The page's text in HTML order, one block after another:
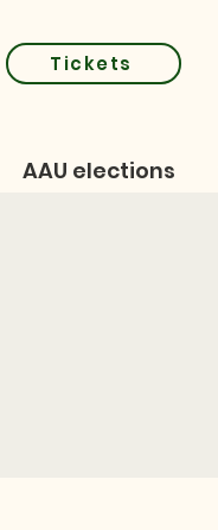
Tickets
AAU elections